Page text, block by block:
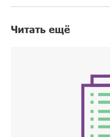
Читать ещё